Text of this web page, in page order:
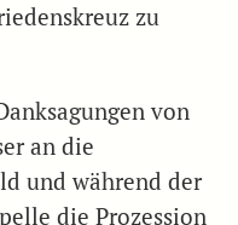
zu
von
an die
und während der
die Prozession